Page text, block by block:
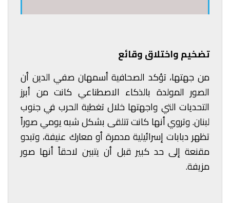
تضخيم واختلاق وقائع
من جهتها، تؤكد الصحافية أسمهان صفي الدين أن
الصور المولدة بالذكاء الاصطناعي كانت من أبرز
التحديات التي واجهتها خلال تغطية الحرب في جنوب
لبنان. وتروي أنها كانت تتلقى بشكل شبه يومي صوراً
تظهر دبابات إسرائيلية مدمرة أو معارك عنيفة، وتبدو
مقنعة إلى حد كبير قبل أن يتبين لاحقاً أنها صور
مزيفة.